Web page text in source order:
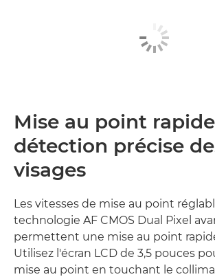
Mise au point
détection précise
visages
Les vitesses de mise au point
technologie AF CMOS Dual Pixel
permettent une mise au point
Utilisez l'écran LCD de 3,5 pouces
mise au point en touchant le